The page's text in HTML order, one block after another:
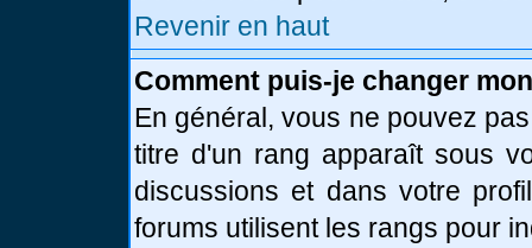
Revenir en haut
Comment puis-je changer
En général, vous ne pouvez
titre d'un rang apparaît sous
discussions et dans votre
forums utilisent les rangs pour